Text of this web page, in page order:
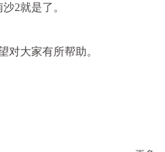
2就是了。
对大家有所帮助。